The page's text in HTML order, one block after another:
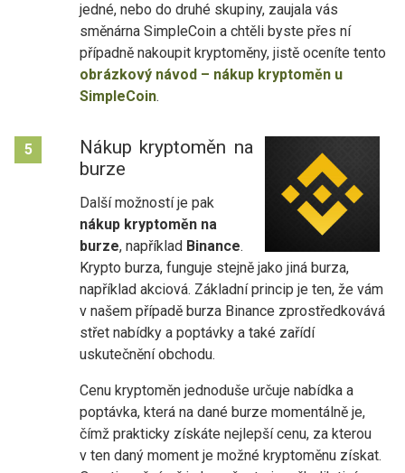
jedné, nebo do druhé skupiny, zaujala vás
směnárna SimpleCoin a chtěli byste přes ní
případně nakoupit kryptoměny, jistě oceníte tento
obrázkový návod – nákup kryptoměn u
SimpleCoin.
5
Nákup kryptoměn na
burze
Další možností je pak
nákup kryptoměn na
burze, například Binance.
Krypto burza, funguje stejně jako jiná burza,
například akciová. Základní princip je ten, že vám
v našem případě burza Binance zprostředkovává
střet nabídky a poptávky a také zařídí
uskutečnění obchodu.
Cenu kryptoměn jednoduše určuje nabídka a
poptávka, která na dané burze momentálně je,
čímž prakticky získáte nejlepší cenu, za kterou
v ten daný moment je možné kryptoměnu získat.